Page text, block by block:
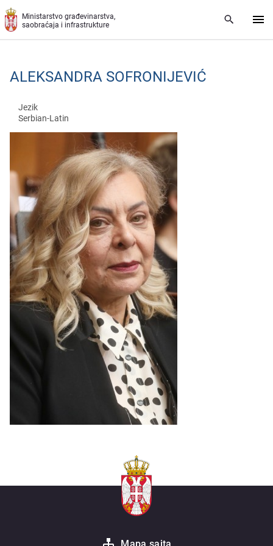
Preskoči na glavni deo sadržaja
Ministarstvo građevinarstva,
saobraćaja i infrastrukture
ALЕKSANDRA SOFRONIJЕVIĆ
Jezik
Serbian-Latin